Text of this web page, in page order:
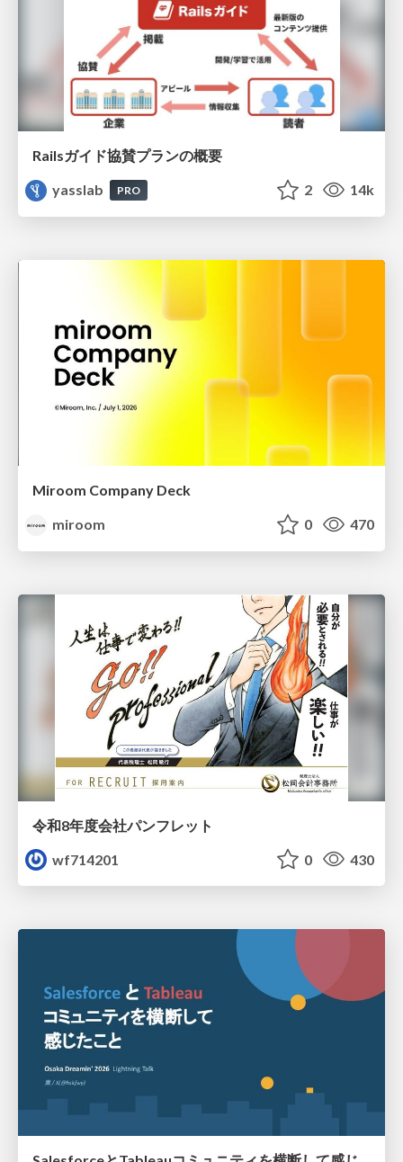
Railsガイド協賛プランの概要
yasslab
PRO 2 14k
Miroom Company Deck
miroom
0 470
令和8年度会社パンフレット
wf714201
0 430